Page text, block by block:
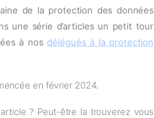
de la protection des données
une série d’articles un petit tour
à nos délégués à la protection
en février 2024.
? Peut-être la trouverez vous